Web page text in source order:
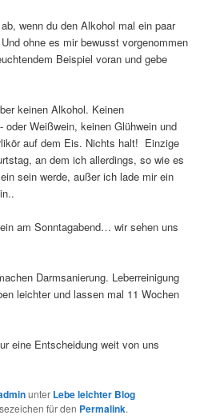
wenn du den Alkohol mal ein paar
ohne es mir bewusst vorgenommen
Beispiel voran und gebe
keinen Alkohol. Keinen
oder Weißwein, keinen Glühwein und
auf dem Eis. Nichts halt! Einzige
an dem ich allerdings, so wie es
sein werde, außer ich lade mir ein
am Sonntagabend… wir sehen uns
Darmsanierung. Leberreinigung
leichter und lassen mal 11 Wochen
eine Entscheidung weit von uns
unter Lebe leichter Blog
für den Permalink.